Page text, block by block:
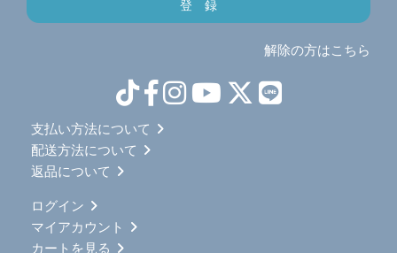
解除の方はこちら
支払い方法について
配送方法について
返品について
ログイン
マイアカウント
カートを見る